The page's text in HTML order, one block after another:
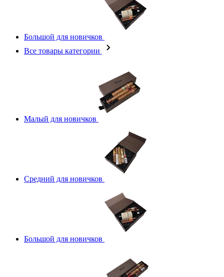
Большой для новичков
Все товары категории
Малый для новичков
Средний для новичков
Большой для новичков